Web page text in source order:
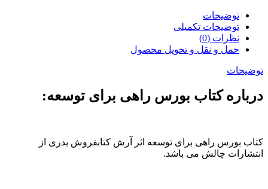
توضیحات
توضیحات تکمیلی
نظرات (0)
حمل و نقل و تحویل محصول
توضیحات
درباره کتاب بورس راهی برای توسعه:
کتاب بورس راهی برای توسعه اثر آرش کتابفروش بدری از
انتشارات چالش می باشد.